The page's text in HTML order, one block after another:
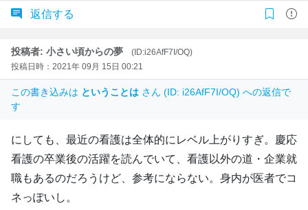
返信する
投稿者: 小さい頃からの夢
(ID:i26AfF7I/OQ)
投稿日時：2021年 09月 15日 00:21
この書き込みは ということは さん (ID: i26AfF7I/OQ) への返信で
す
にしても、最近の看護は全体的にレベル上がりすぎ。慶応
看護の卒業後の活躍を読んでいて、看護以外の道・企業就
職もあるのだろうけど、参考にならない。身内が医者でコ
ネっぽいし。